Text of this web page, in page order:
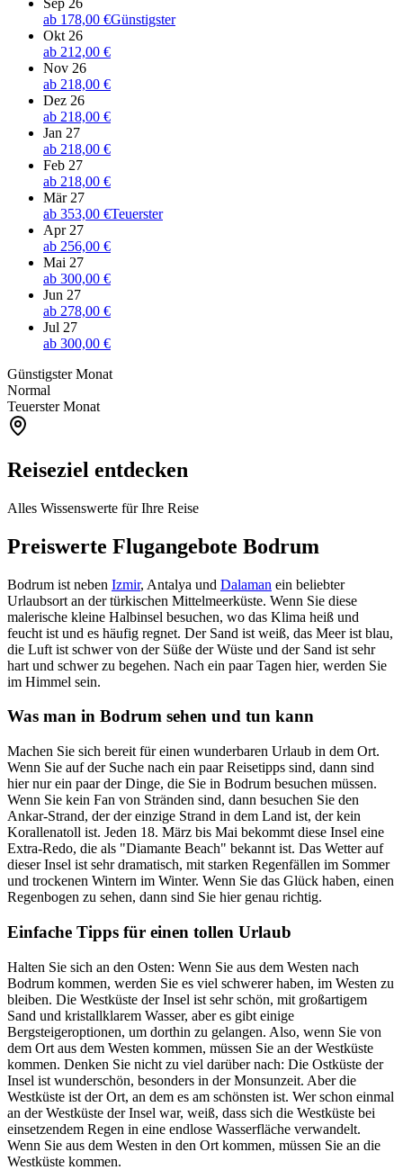
Sep 26
ab 178,00 €Günstigster
Okt 26
ab 212,00 €
Nov 26
ab 218,00 €
Dez 26
ab 218,00 €
Jan 27
ab 218,00 €
Feb 27
ab 218,00 €
Mär 27
ab 353,00 €Teuerster
Apr 27
ab 256,00 €
Mai 27
ab 300,00 €
Jun 27
ab 278,00 €
Jul 27
ab 300,00 €
Günstigster Monat
Normal
Teuerster Monat
Reiseziel entdecken
Alles Wissenswerte für Ihre Reise
Preiswerte Flugangebote Bodrum
Bodrum ist neben Izmir, Antalya und Dalaman ein beliebter
Urlaubsort an der türkischen Mittelmeerküste. Wenn Sie diese
malerische kleine Halbinsel besuchen, wo das Klima heiß und
feucht ist und es häufig regnet. Der Sand ist weiß, das Meer ist blau,
die Luft ist schwer von der Süße der Wüste und der Sand ist sehr
hart und schwer zu begehen. Nach ein paar Tagen hier, werden Sie
im Himmel sein.
Was man in Bodrum sehen und tun kann
Machen Sie sich bereit für einen wunderbaren Urlaub in dem Ort.
Wenn Sie auf der Suche nach ein paar Reisetipps sind, dann sind
hier nur ein paar der Dinge, die Sie in Bodrum besuchen müssen.
Wenn Sie kein Fan von Stränden sind, dann besuchen Sie den
Ankar-Strand, der der einzige Strand in dem Land ist, der kein
Korallenatoll ist. Jeden 18. März bis Mai bekommt diese Insel eine
Extra-Redo, die als "Diamante Beach" bekannt ist. Das Wetter auf
dieser Insel ist sehr dramatisch, mit starken Regenfällen im Sommer
und trockenen Wintern im Winter. Wenn Sie das Glück haben, einen
Regenbogen zu sehen, dann sind Sie hier genau richtig.
Einfache Tipps für einen tollen Urlaub
Halten Sie sich an den Osten: Wenn Sie aus dem Westen nach
Bodrum kommen, werden Sie es viel schwerer haben, im Westen zu
bleiben. Die Westküste der Insel ist sehr schön, mit großartigem
Sand und kristallklarem Wasser, aber es gibt einige
Bergsteigeroptionen, um dorthin zu gelangen. Also, wenn Sie von
dem Ort aus dem Westen kommen, müssen Sie an der Westküste
kommen. Denken Sie nicht zu viel darüber nach: Die Ostküste der
Insel ist wunderschön, besonders in der Monsunzeit. Aber die
Westküste ist der Ort, an dem es am schönsten ist. Wer schon einmal
an der Westküste der Insel war, weiß, dass sich die Westküste bei
einsetzendem Regen in eine endlose Wasserfläche verwandelt.
Wenn Sie aus dem Westen in den Ort kommen, müssen Sie an die
Westküste kommen.